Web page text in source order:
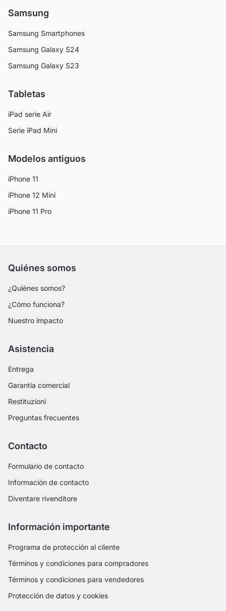
Samsung
Samsung Smartphones
Samsung Galaxy S24
Samsung Galaxy S23
Tabletas
iPad serie Air
Serie iPad Mini
Modelos antiguos
iPhone 11
iPhone 12 Mini
iPhone 11 Pro
Quiénes somos
¿Quiénes somos?
¿Cómo funciona?
Nuestro impacto
Asistencia
Entrega
Garantía comercial
Restituzioni
Preguntas frecuentes
Contacto
Formulario de contacto
Información de contacto
Diventare rivenditore
Información importante
Programa de protección al cliente
Términos y condiciones para compradores
Términos y condiciones para vendedores
Protección de datos y cookies